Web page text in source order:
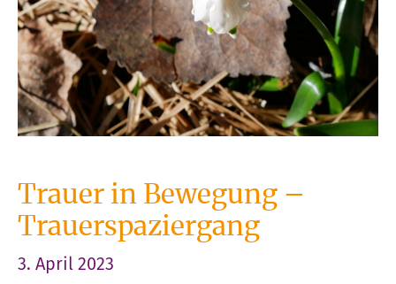
Trauer in Bewegung –
Trauerspaziergang
3. April 2023